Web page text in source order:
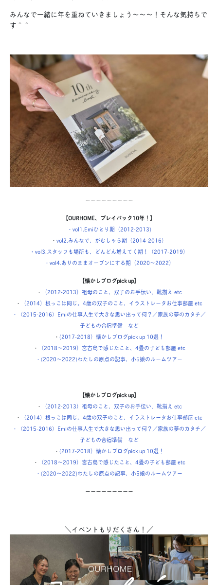
みんなで一緒に年を重ねていきましょう〜〜〜！そんな気持ちで
す＾＾
ーーーーーーーーー
【OURHOME、プレイバック10年！】
・ vol1.Emiひとり期（2012-2013)
・ vol2.みんなで、がむしゃら期（2014-2016）
・vol3.スタッフも場所も、どんどん増えてく期！（2017-2019）
・vol4.ありのままオープンにする期（2020〜2022）
【懐かしブログpick up】
・
（2012-2013）祖母のこと、双子のお手伝い、靴揃え etc
・
（2014）根っこは同じ。4歳の双子のこと、イラストレータお仕事部屋 etc
・（2015-2016）Emiの仕事人生で大きな思い出って何？／家族の夢のカタチ／
子どもの合宿準備 など
・ (2017-2018）懐かしブログpick up 10選！
・
（2018〜2019）宮古島で感じたこと、4畳の子ども部屋 etc
・(2020〜2022)わたしの原点の記事、小5娘のルームツアー
【懐かしブログpick up】
・
（2012-2013）祖母のこと、双子のお手伝い、靴揃え etc
・
（2014）根っこは同じ。4歳の双子のこと、イラストレータお仕事部屋 etc
・（2015-2016）Emiの仕事人生で大きな思い出って何？／家族の夢のカタチ／
子どもの合宿準備 など
・ (2017-2018）懐かしブログpick up 10選！
・
（2018〜2019）宮古島で感じたこと、4畳の子ども部屋 etc
・(2020〜2022)わたしの原点の記事、小5娘のルームツアー
ーーーーーーーーー
＼イベントもりだくさん！／